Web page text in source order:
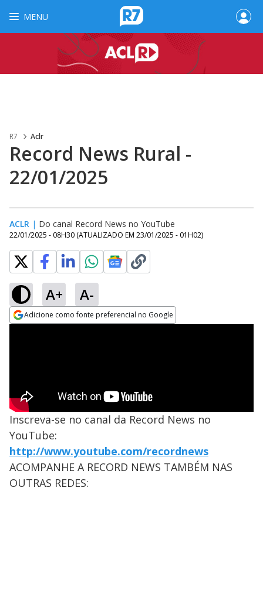
MENU
R7 Aclr
Record News Rural -
22/01/2025
ACLR | Do canal Record News no YouTube
22/01/2025 - 08H30 (ATUALIZADO EM 23/01/2025 - 01H02)
A+ A-
Adicione como fonte preferencial no Google
Inscreva-se no canal da Record News no
YouTube:
http://www.youtube.com/recordnews
ACOMPANHE A RECORD NEWS TAMBÉM NAS
OUTRAS REDES: